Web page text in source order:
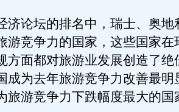
论坛的排名中，瑞士、奥地
游竞争力的国家，这些国家在
方面都对旅游业发展创造了绝
成为去年旅游竞争力改善最明
旅游竞争力下跌幅度最大的国